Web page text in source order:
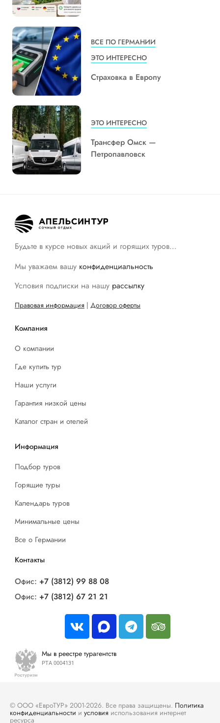
ВСЕ ПО ГЕРМАНИИ
ЭТО ИНТЕРЕСНО
Страховка в Европу
ЭТО ИНТЕРЕСНО
Трансфер Омск —
Петропавловск
Будьте в курсе новых акций и горящих туров…
Мы уважаем вашу конфиденциальность
Условия подписки на нашу рассылку
Правовая информация | Договор оферты
Компания
О компании
Где купить тур
Наши услуги
Гарантия низкой цены
Каталог стран и отелей
Информация
Подбор туров
Горящие туры
Календарь туров
Минимальные цены
Все о Германии
Контакты
Офис: +7 (3812) 99 88 08
Офис: +7 (3812) 67 21 21
Мы в реестре турагентств
РТА 0004131
© ООО «ЕвроТУР» 2001-2026. Все права защищены. Политика
конфиденциальности и условия использования интернет
ресурса